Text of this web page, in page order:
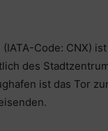
Code: CNX)
des
ist das Tor